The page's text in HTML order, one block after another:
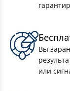
Флаги для
полотен
Вы
или